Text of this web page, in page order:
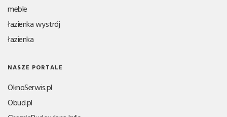
meble
łazienka wystrój
łazienka
NASZE PORTALE
OknoSerwis.pl
Obud.pl